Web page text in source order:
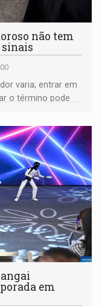
não tem
sinais
varia; entrar em
o término pode
em